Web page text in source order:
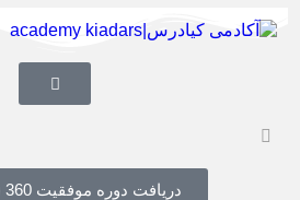
دریافت دوره موفقیت 360 (رایگان)👉